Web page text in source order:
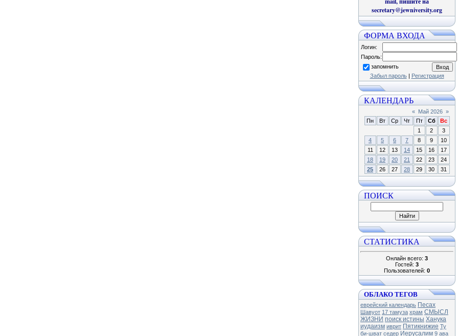
secretary@jewniversity.org
ФОРМА ВХОДА
Логин:
Пароль:
запомнить
Забыл пароль| Регистрация
КАЛЕНДАРЬ
« Май 2026 »
Пн
Вт Ср Чт Пт Сб
Вс
1
2
3
4
5 6 7 8 9
10
11
12 13 14 15 16
17
18
19 20 21 22 23
24
25
26 27 28 29 30 31
ПОИСК
СТАТИСТИКА
Онлайн всего: 3
Гостей: 3
Пользователей: 0
ОБЛАКО ТЕГОВ
еврейский календарь Песах
Шавуот 17 тамуза храм СМЫСЛ
ЖИЗНИ поиск истины Ханука
иудаизм иврит Пятикнижие Ту
би-шват седер Иерусалим 9 ава